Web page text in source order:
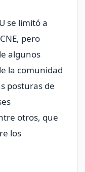
se limitó a
pero
algunos
la comunidad
posturas de
otros, que
los